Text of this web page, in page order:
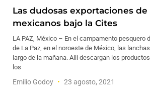
Las dudosas exportaciones
mexicanos bajo la Cites
LA PAZ, México – En el campamento pesquero
de La Paz, en el noroeste de México, las
largo de la mañana. Allí descargan los
los
Emilio Godoy 23 agosto, 2021